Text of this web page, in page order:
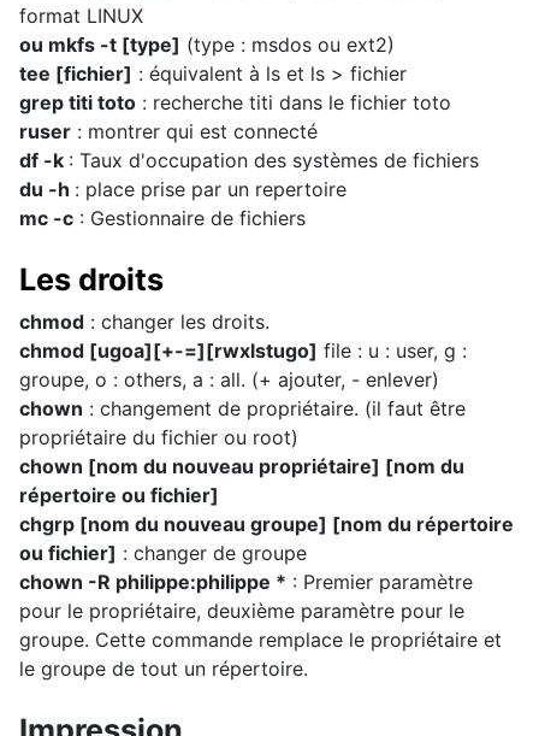
format LINUX
ou mkfs -t [type] (type : msdos ou ext2)
tee [fichier] : équivalent à ls et ls > fichier
grep titi toto : recherche titi dans le fichier toto
ruser : montrer qui est connecté
df -k : Taux d'occupation des systèmes de fichiers
du -h : place prise par un repertoire
mc -c : Gestionnaire de fichiers
Les droits
chmod : changer les droits.
chmod [ugoa][+-=][rwxlstugo] file : u : user, g :
groupe, o : others, a : all. (+ ajouter, - enlever)
chown : changement de propriétaire. (il faut être
propriétaire du fichier ou root)
chown [nom du nouveau propriétaire] [nom du
répertoire ou fichier]
chgrp [nom du nouveau groupe] [nom du répertoire
ou fichier] : changer de groupe
chown -R philippe:philippe * : Premier paramètre
pour le propriétaire, deuxième paramètre pour le
groupe. Cette commande remplace le propriétaire et
le groupe de tout un répertoire.